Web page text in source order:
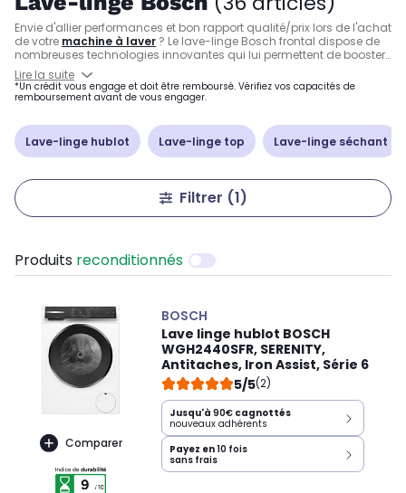
Envie d'allier performances et bon rapport qualité/prix lors de l'achat
de votre machine à laver ? Le lave-linge Bosch frontal dispose de
nombreuses technologies innovantes qui lui permettent de booster
ses capacités de lavage et d'essorage. En plus de consommer
moins d'eau et d'énergie grâce à la détection de charge
automatique, la machine à laver Bosch est équipée d'un moteur à
programmes spéciaux pour l'ensemble de vos vêtements.
Lire la suite
*Un crédit vous engage et doit être remboursé. Vérifiez vos capacités de
remboursement avant de vous engager.
Lave-linge hublot Lave-linge top Lave-linge séchant
Filtrer (1)
Produits reconditionnés
Comparer
BOSCH
Lave linge hublot BOSCH
WGH2440SFR, SERENITY,
Antitaches, Iron Assist, Série 6
5/5(2)
Jusqu'à 90€ cagnottés
nouveaux adhérents
Payez en10 fois
sans frais